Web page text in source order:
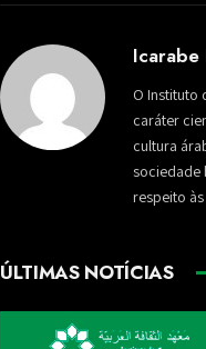
O Instituto
caráter
cultura
sociedade
respeito
ÚLTIMAS NOTÍCIAS